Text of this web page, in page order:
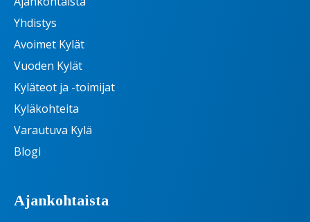
Yhdistys
Avoimet Kylät
Vuoden Kylät
Kyläteot ja -toimijat
Kyläkohteita
Varautuva Kylä
Blogi
Ajankohtaista